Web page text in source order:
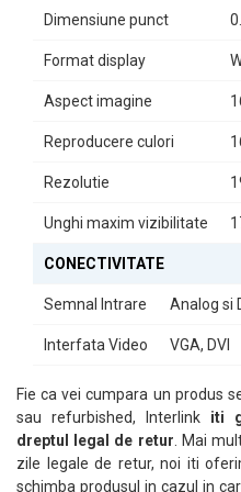
Dimensiune punct
Format display
Aspect imagine
Reproducere culori
Rezolutie
Unghi maxim vizibilitate
CONECTIVITATE
Semnal Intrare Analog si
Interfata Video VGA, DVI
Fie ca vei cumpara un produs
sau refurbished, Interlink iti
dreptul legal de retur. Mai
zile legale de retur, noi iti
schimba produsul in cazul in